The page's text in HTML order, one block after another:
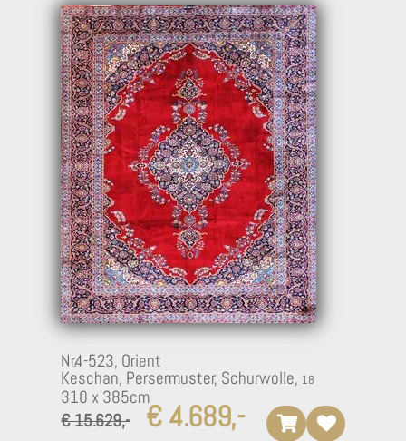
Nr.4-523, Orient
Keschan, Persermuster, Schurwolle,
310 x 385cm
€ 15.629,-
€ 4.689,-